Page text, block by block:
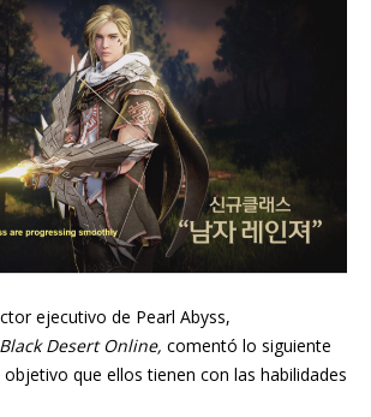
ejecutivo de Pearl Abyss,
Black Desert Online, comentó lo siguiente
que ellos tienen con las habilidades